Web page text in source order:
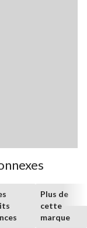
Plus de
cette
marque